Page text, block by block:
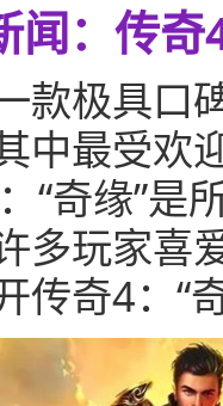
闻：传
款极具
中最受欢
“奇缘”是
多玩家喜
传奇4：“